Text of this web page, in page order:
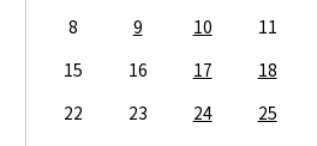
8
9 10 11
15
16 17 18
22
23 24 25